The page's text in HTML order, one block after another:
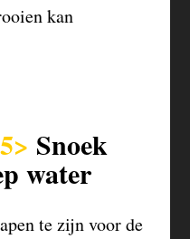
kan
Snoek
water
te zijn voor de